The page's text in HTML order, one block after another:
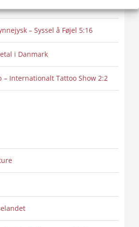
– Syssel å Føjel 5:16
i Danmark
– Internationalt Tattoo Show 2:2